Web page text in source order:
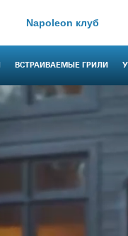
Napoleon клуб
ВСТРАИВАЕМЫЕ ГРИЛИ